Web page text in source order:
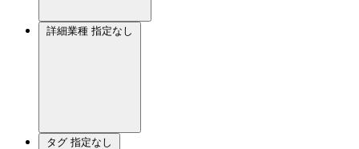
詳細業種 指定なし
タグ 指定なし